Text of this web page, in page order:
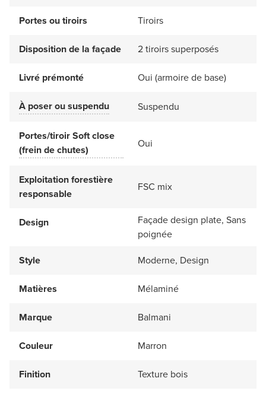
Portes ou tiroirs Tiroirs
Disposition de la façade 2 tiroirs superposés
Livré prémonté Oui (armoire de base)
À poser ou suspendu Suspendu
Portes/tiroir Soft close
(frein de chutes)
Oui
Exploitation forestière
responsable
FSC mix
Design
Façade design plate, Sans
poignée
Style
Moderne, Design
Matières Mélaminé
Marque Balmani
Couleur Marron
Finition Texture bois